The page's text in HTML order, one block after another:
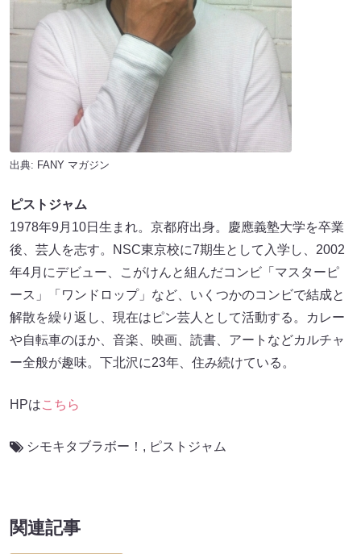
出典: FANY マガジン
ピストジャム
1978年9月10日生まれ。京都府出身。慶應義塾大学を卒業
後、芸人を志す。NSC東京校に7期生として入学し、2002
年4月にデビュー、こがけんと組んだコンビ「マスターピ
ース」「ワンドロップ」など、いくつかのコンビで結成と
解散を繰り返し、現在はピン芸人として活動する。カレー
や自転車のほか、音楽、映画、読書、アートなどカルチャ
ー全般が趣味。下北沢に23年、住み続けている。
HPはこちら
シモキタブラボー！ , ピストジャム
関連記事